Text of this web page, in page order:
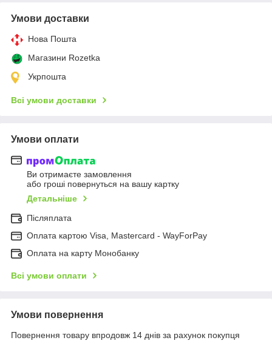
Умови доставки
Нова Пошта
Магазини Rozetka
Укрпошта
Всі умови доставки
Умови оплати
Ви отримаєте замовлення
або гроші повернуться на вашу картку
Детальніше
Післяплата
Оплата картою Visa, Mastercard - WayForPay
Оплата на карту Монобанку
Всі умови оплати
Умови повернення
Повернення товару впродовж 14 днів за рахунок покупця